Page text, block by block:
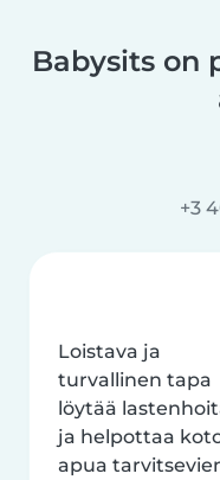
Babysits on
+3
Loistava ja
turvallinen tapa
löytää
ja helpottaa
apua